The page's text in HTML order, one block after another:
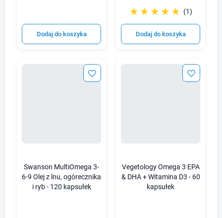
Dodaj do koszyka
☆☆☆☆☆
★★★★★ (1)
Dodaj do koszyka
Swanson MultiOmega 3-
6-9 Olej z lnu, ogórecznika
i ryb - 120 kapsułek
Vegetology Omega 3 EPA
& DHA + Witamina D3 - 60
kapsułek